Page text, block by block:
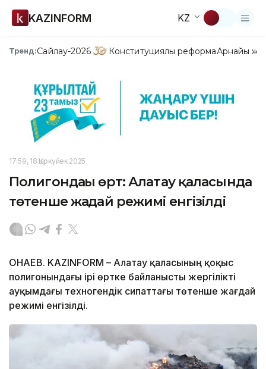
KAZINFORM KZ
Тренд:Сайлау-2026 Конституциялық реформаАрнайы
17:59, 18 Қыркүйек 2025
Полигондағы өрт: Алатау қаласында
төтенше жағдай режимі енгізілді
ҚОНАЕВ. KAZINFORM – Алатау қаласының қоқыс
полигонындағы ірі өртке байланысты жергілікті
ауқымдағы техногендік сипаттағы төтенше жағдай
режимі енгізілді.